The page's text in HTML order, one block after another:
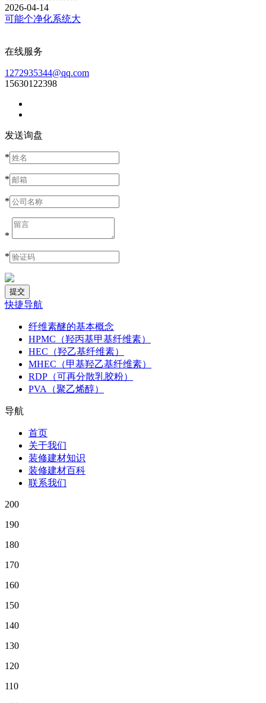
2026-04-14
可能个净化系统大
在线服务
1272935344@qq.com
15630122398
发送询盘
*
*
*
*
*
快捷导航
纤维素醚的基本概念
HPMC（羟丙基甲基纤维素）
HEC（羟乙基纤维素）
MHEC（甲基羟乙基纤维素）
RDP（可再分散乳胶粉）
PVA（聚乙烯醇）
导航
首页
关于我们
装修建材知识
装修建材百科
联系我们
200
190
180
170
160
150
140
130
120
110